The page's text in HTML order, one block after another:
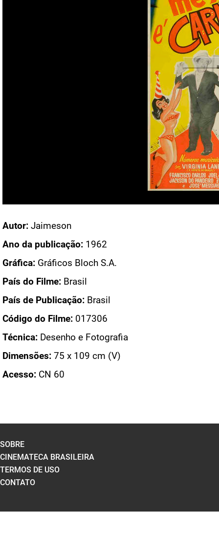
Autor: Jaimeson
Ano da publicação: 1962
Gráfica: Gráficos Bloch S.A.
País do Filme: Brasil
País de Publicação: Brasil
Código do Filme: 017306
Técnica: Desenho e Fotografia
Dimensões: 75 x 109 cm (V)
Acesso: CN 60
SOBRE
CINEMATECA BRASILEIRA
TERMOS DE USO
CONTATO